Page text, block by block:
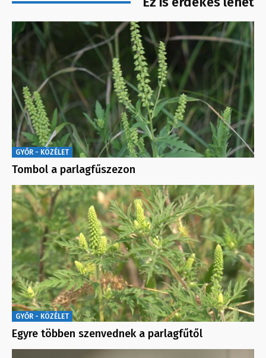
GYŐR - KÖZÉLET
Tombol a parlagfűszezon
GYŐR - KÖZÉLET
Egyre többen szenvednek a parlagfűtől